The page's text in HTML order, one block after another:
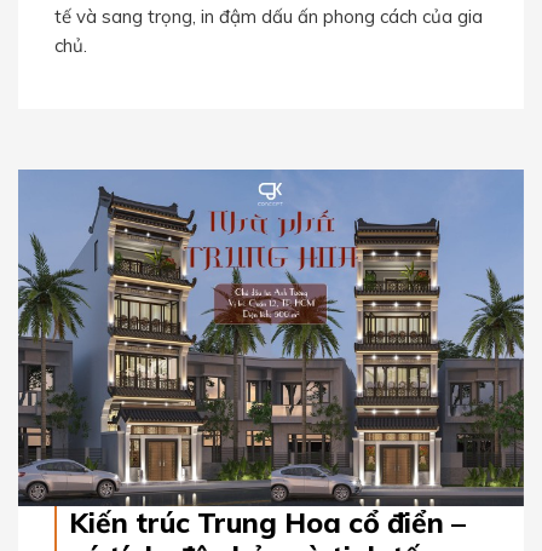
tế và sang trọng, in đậm dấu ấn phong cách của gia
chủ.
Kiến trúc Trung Hoa cổ điển –